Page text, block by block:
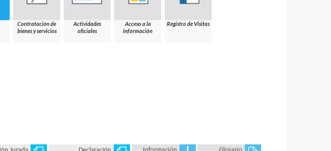
Contratación de
bienes y servicios
Actividades
oficiales
Acceso a la
información
Registro de Visitas